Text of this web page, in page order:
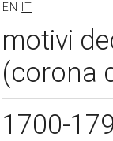
EN IT
motivi
(corona
1700-